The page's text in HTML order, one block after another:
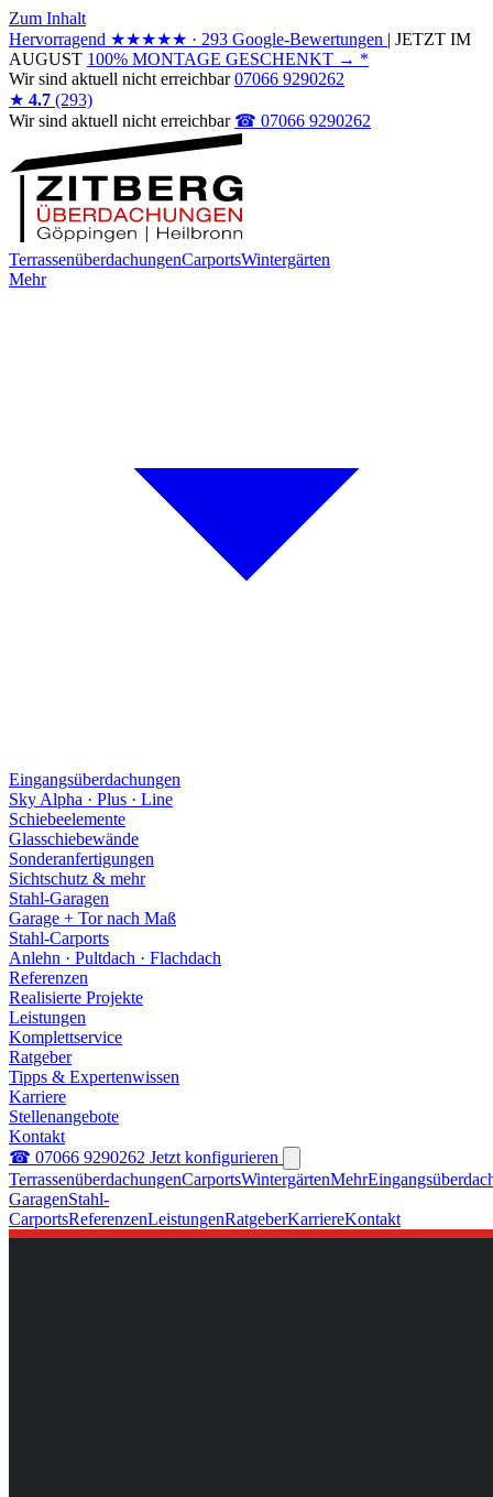
Zum Inhalt
Hervorragend ★★★★★ · 293 Google-Bewertungen | JETZT IM
AUGUST 100% MONTAGE GESCHENKT → *
Wir sind aktuell nicht erreichbar 07066 9290262
★ 4.7 (293)
Wir sind aktuell nicht erreichbar ☎ 07066 9290262
TerrassenüberdachungenCarportsWintergärten
Mehr
Eingangsüberdachungen
Sky Alpha · Plus · Line
Schiebeelemente
Glasschiebewände
Sonderanfertigungen
Sichtschutz & mehr
Stahl-Garagen
Garage + Tor nach Maß
Stahl-Carports
Anlehn · Pultdach · Flachdach
Referenzen
Realisierte Projekte
Leistungen
Komplettservice
Ratgeber
Tipps & Expertenwissen
Karriere
Stellenangebote
Kontakt
☎ 07066 9290262 Jetzt konfigurieren
TerrassenüberdachungenCarportsWintergärtenMehr
GaragenStahl-
CarportsReferenzenLeistungenRatgeberKarriereKontakt